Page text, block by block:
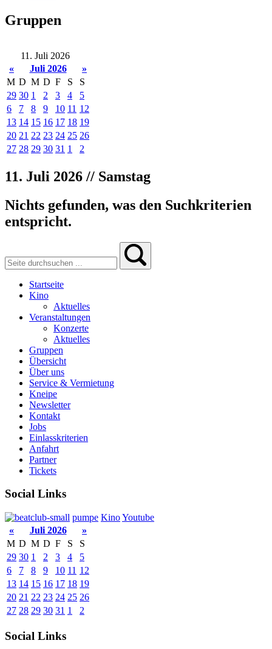
Gruppen
11. Juli 2026
«
Juli 2026
»
M D M D F S
S
29 30 1 2 3 4
5
6
7 8 9 10 11 12
13 14 15 16 17 18 19
20 21 22 23 24 25 26
27 28 29 30 31 1 2
11. Juli 2026 // Samstag
Nichts gefunden, was den Suchkriterien
entspricht.
Startseite
Kino
Aktuelles
Veranstaltungen
Konzerte
Aktuelles
Gruppen
Übersicht
Über uns
Service & Vermietung
Kneipe
Newsletter
Kontakt
Jobs
Einlasskriterien
Anfahrt
Partner
Tickets
Social Links
pumpe KinoYoutube
«
Juli 2026
»
M D M D F S
S
29 30 1 2 3 4
5
6
7 8 9 10 11 12
13 14 15 16 17 18 19
20 21 22 23 24 25 26
27 28 29 30 31 1 2
Social Links